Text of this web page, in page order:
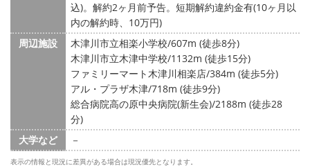
込)。解約2ヶ月前予告。短期解約違約金有(10ヶ月以
内の解約時、10万円)
周辺施設
木津川市立相楽小学校/607m (徒歩8分)
木津川市立木津中学校/1132m (徒歩15分)
ファミリーマート木津川相楽店/384m (徒歩5分)
アル・プラザ木津/718m (徒歩9分)
総合病院高の原中央病院(新生会)/2188m (徒歩28
分)
大学など
－
表示の情報と現況に差異がある場合は現況優先となります。